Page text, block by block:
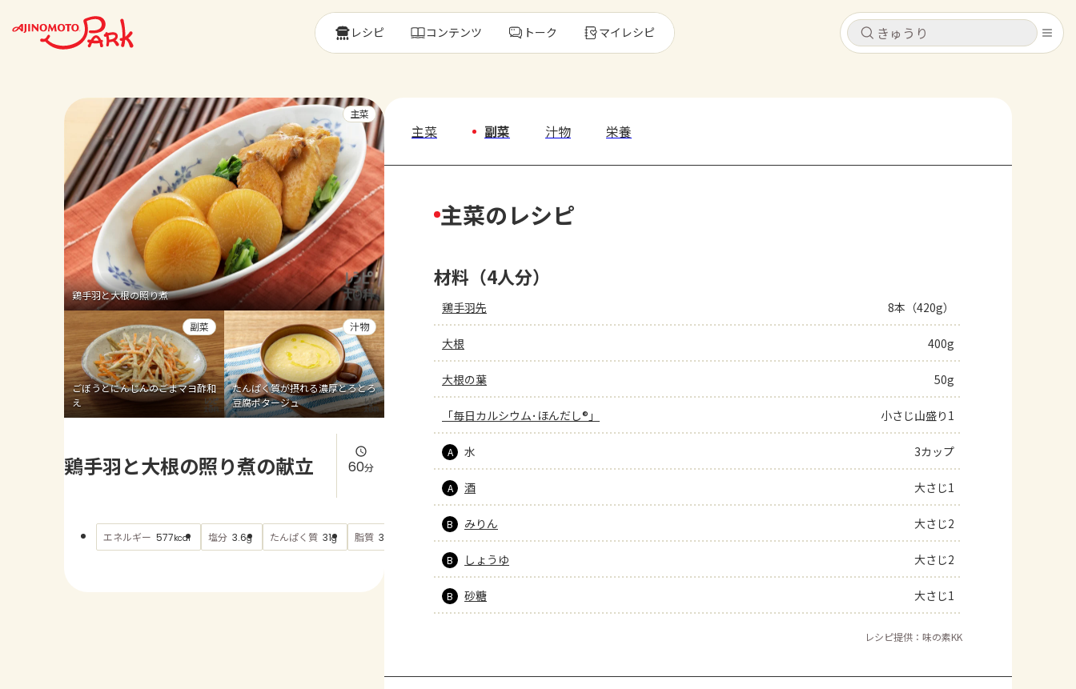
キャンセル
よくあるお問い合わせ
お買い物
キャンセル
レシピ コンテンツ トーク マイレシピ
鶏手羽と大根の照り煮
主菜
ごぼうとにんじんのごまマヨ酢和
え
副菜
たんぱく質が摂れる濃厚とろとろ
豆腐ポタージュ
汁物
鶏手羽と大根の照り煮の献立 60分
エネルギー 577kcal 塩分 3.6g たんぱく質 31g 脂質 34.4 もっと見る
主菜 副菜 汁物 栄養
主菜のレシピ
材料（4人分）
鶏手羽先 8本（420g）
大根 400g
大根の葉 50g
「毎日カルシウム･ほんだし®」 小さじ山盛り1
A 水 3カップ
A 酒 大さじ1
B みりん 大さじ2
B しょうゆ 大さじ2
B 砂糖 大さじ1
レシピ提供：味の素KK